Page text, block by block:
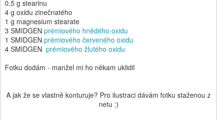
0,5 g stearinu
4 g oxidu zinečnatého
1 g magnesium stearate
3 SMIDGEN prémiového hnědého oxidu
1 SMIDGEN prémiového červeného oxidu
4 SMIDGEN prémiového žlutého oxidu
Fotku dodám - manžel mi ho někam uklidil
A jak že se vlastně konturuje? Pro ilustraci dávám fotku staženou z
netu :)